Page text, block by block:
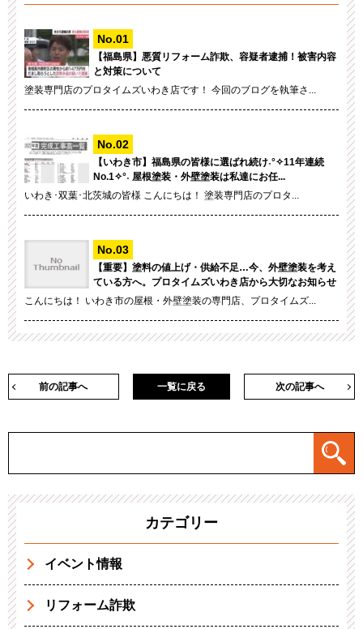
【福島県】悪質リフォーム詐欺、容疑者逮捕！被害内容
と対策について
塗装専門店のプロタイムズいわき店です！ 今回のブログを執筆さ...
【いわき市】福島県の皆様に選ばれ続け˖°✧11年連続
No.1✧°˖ 屋根塗装・外壁塗装は私達にお任...
いわき･双葉･北茨城の皆様 こんにちは！ 塗装専門店のプロタ...
【重要】塗料の値上げ・供給不足…今、外壁塗装を考え
ている方へ。プロタイムズいわき店から大切なお知らせ
こんにちは！ いわき市の屋根・外壁塗装の専門店、プロタイムズ...
前の記事へ 次の記事へ
一覧に戻る
カテゴリー
イベント情報
リフォーム詐欺